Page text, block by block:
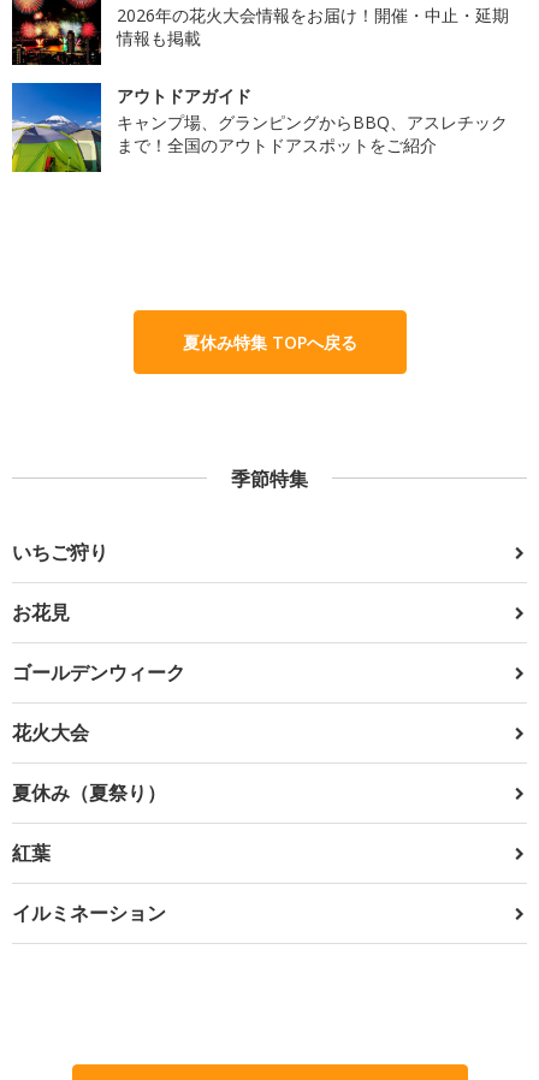
2026年の花火大会情報をお届け！開催・中止・延期
情報も掲載
アウトドアガイド
キャンプ場、グランピングからBBQ、アスレチック
まで！全国のアウトドアスポットをご紹介
夏休み特集 TOPへ戻る
季節特集
いちご狩り
お花見
ゴールデンウィーク
花火大会
夏休み（夏祭り）
紅葉
イルミネーション